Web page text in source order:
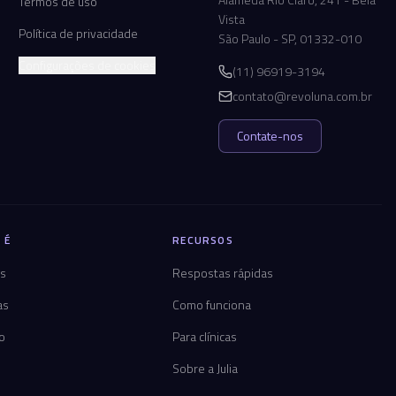
Política de privacidade
Vista
São Paulo - SP, 01332-010
(11) 96919-3194
contato@revoluna.com.br
Contate-nos
RECURSOS
Respostas rápidas
Como funciona
Para clínicas
Sobre a Julia